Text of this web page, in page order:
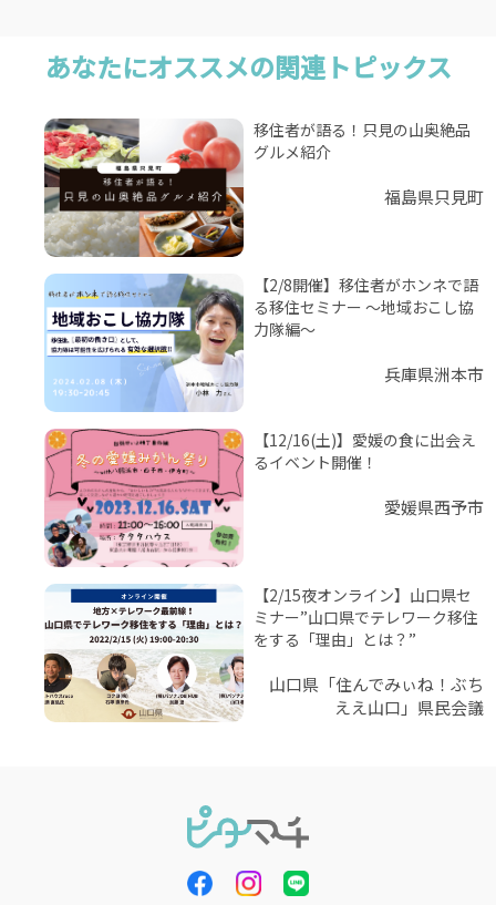
あなたにオススメの関連トピックス
移住者が語る！只見の山奥絶品
グルメ紹介
福島県只見町
【2/8開催】移住者がホンネで語
る移住セミナー ～地域おこし協
力隊編～
兵庫県洲本市
【12/16(土)】愛媛の食に出会え
るイベント開催！
愛媛県西予市
【2/15夜オンライン】山口県セ
ミナー”山口県でテレワーク移住
をする「理由」とは？”
山口県「住んでみぃね！ぶち
ええ山口」県民会議